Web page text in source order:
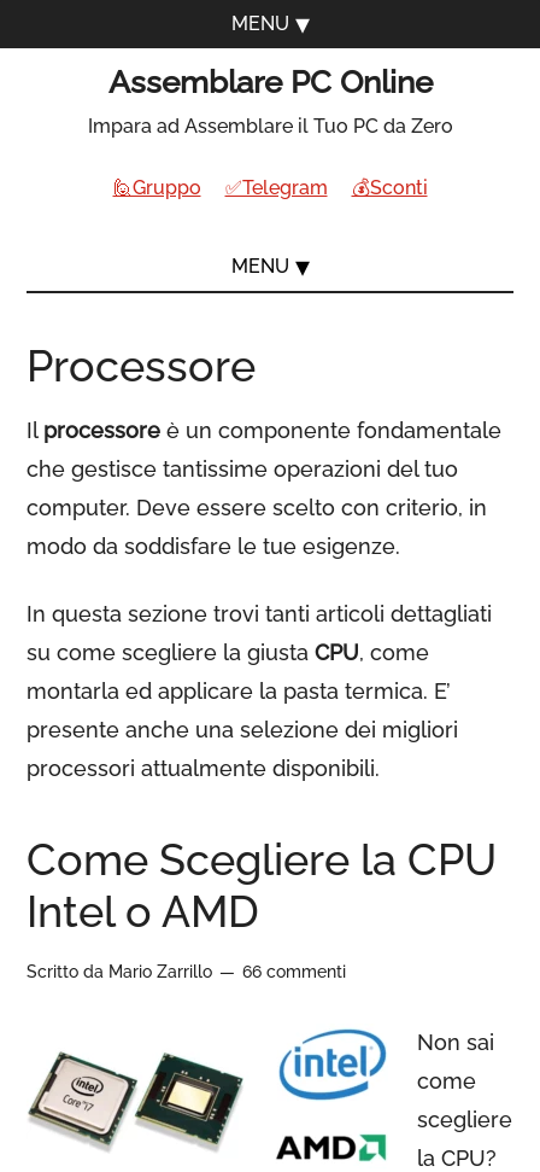
MENU
Assemblare PC Online
Impara ad Assemblare il Tuo PC da Zero
🙋Gruppo ✅Telegram 💰Sconti
MENU
Processore
Il processore è un componente fondamentale
che gestisce tantissime operazioni del tuo
computer. Deve essere scelto con criterio, in
modo da soddisfare le tue esigenze.
In questa sezione trovi tanti articoli dettagliati
su come scegliere la giustaCPU, come
montarla ed applicare la pasta termica. E’
presente anche una selezione dei migliori
processori attualmente disponibili.
Come Scegliere la CPU
Intel o AMD
Scritto da Mario Zarrillo 66 commenti
Non sai
come
scegliere
la CPU?